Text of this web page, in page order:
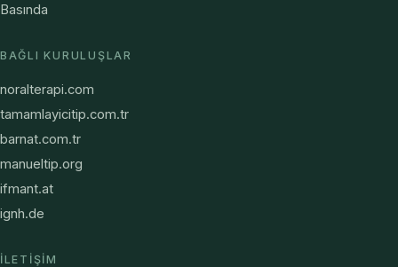
Basında
BAĞLI KURULUŞLAR
noralterapi.com
tamamlayicitip.com.tr
barnat.com.tr
manueltip.org
ifmant.at
ignh.de
İLETIŞIM